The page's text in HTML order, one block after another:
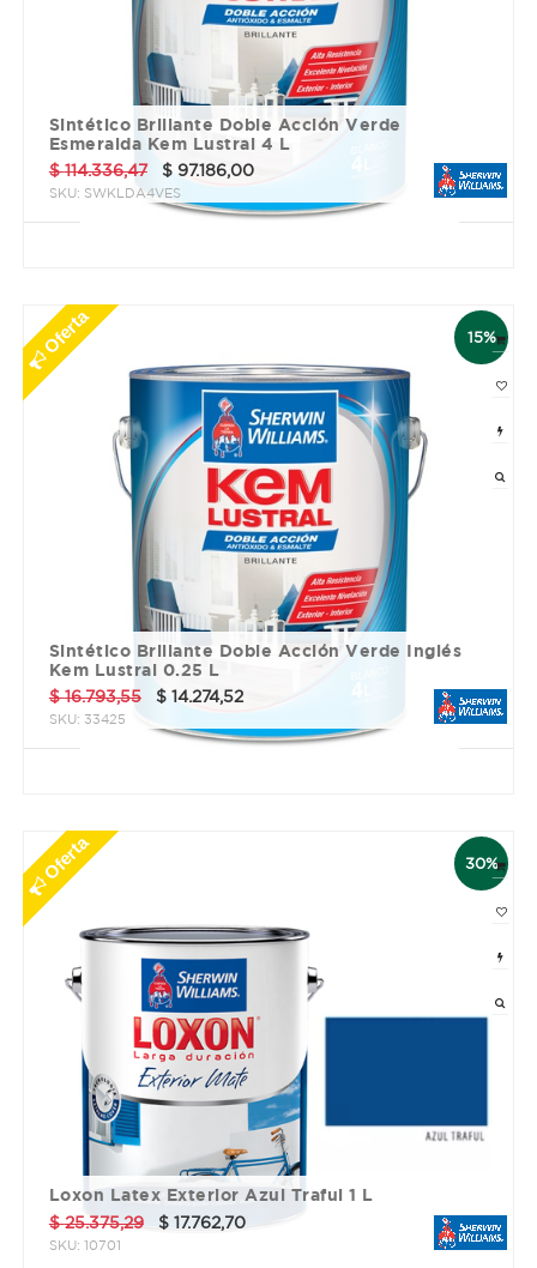
Sintético Brillante Doble Acción Verde
Esmeralda Kem Lustral 4 L
$114.336,47 $ 97.186,00
SKU: SWKLDA4VES
15%
Oferta
Sintético Brillante Doble Acción Verde Inglés
Kem Lustral 0.25 L
$16.793,55 $ 14.274,52
SKU: 33425
30%
Oferta
Loxon Latex Exterior Azul Traful 1 L
$25.375,29 $ 17.762,70
SKU: 10701